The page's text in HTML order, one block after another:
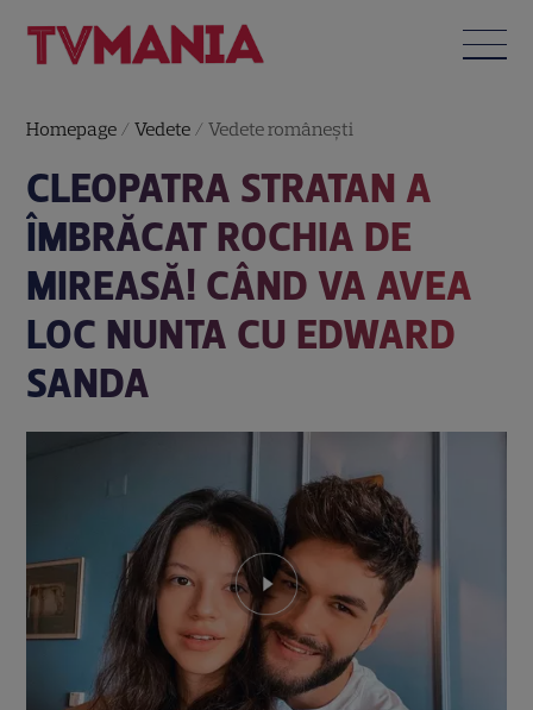
Homepage /Vedete /Vedete româneşti
CLEOPATRA STRATAN A
ÎMBRĂCAT ROCHIA DE
MIREASĂ! CÂND VA AVEA
LOC NUNTA CU EDWARD
SANDA